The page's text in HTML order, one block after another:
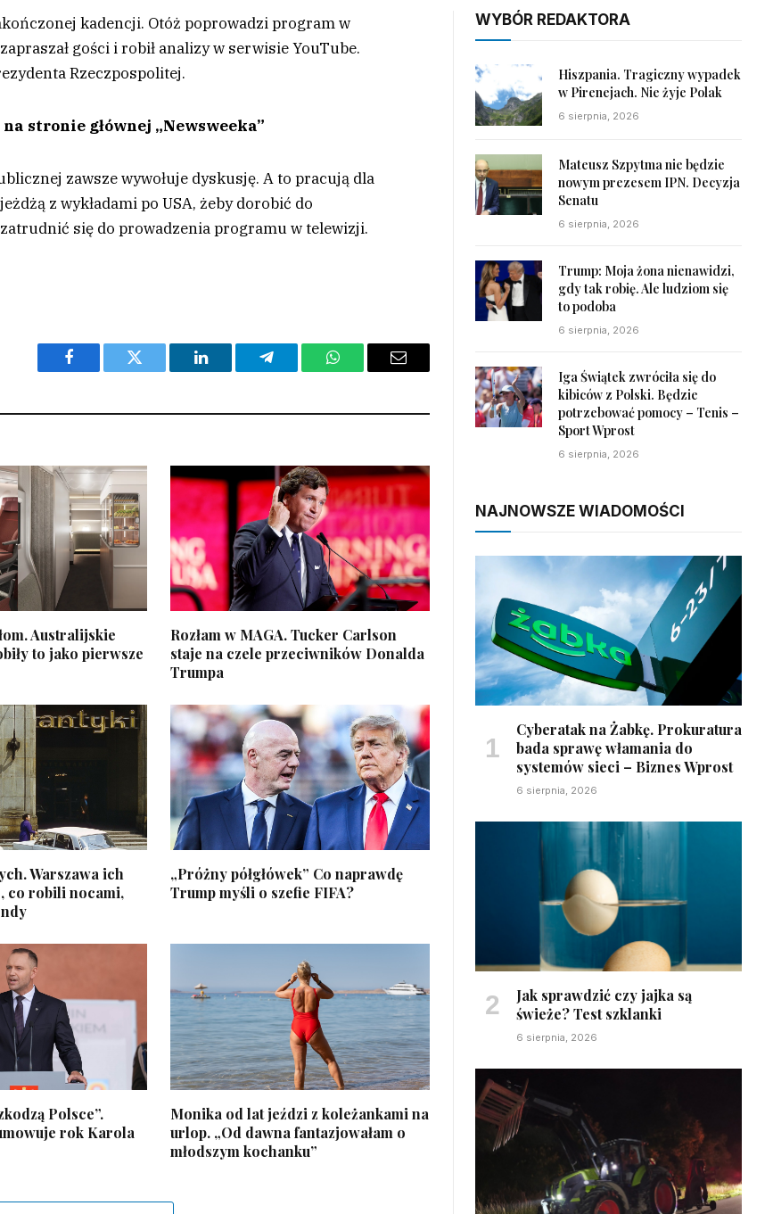
kadencji. Otóż poprowadzi program w
gości i robił analizy w serwisie YouTube.
Rzeczpospolitej.
stronie głównej „Newsweeka”
zawsze wywołuje dyskusję. A to pracują dla
z wykładami po USA, żeby dorobić do
się do prowadzenia programu w telewizji.
Facebook Twitter LinkedIn Telegram WhatsAppEmail
Australijskie
to jako pierwsze
Rozłam w MAGA. Tucker Carlson
staje na czele przeciwników Donalda
Trumpa
Warszawa ich
co robili nocami,
„Próżny półgłówek” Co naprawdę
Trump myśli o szefie FIFA?
Polsce”.
rok Karola
Monika od lat jeździ z koleżankami na
urlop. „Od dawna fantazjowałam o
młodszym kochanku”
WYBÓR REDAKTORA
Hiszpania. Tragiczny wypadek
w Pirenejach. Nie żyje Polak
6 sierpnia, 2026
Mateusz Szpytma nie będzie
nowym prezesem IPN. Decyzja
Senatu
6 sierpnia, 2026
Trump: Moja żona nienawidzi,
gdy tak robię. Ale ludziom się
to podoba
6 sierpnia, 2026
Iga Świątek zwróciła się do
kibiców z Polski. Będzie
potrzebować pomocy – Tenis –
Sport Wprost
6 sierpnia, 2026
NAJNOWSZE WIADOMOŚCI
Cyberatak na Żabkę. Prokuratura
bada sprawę włamania do
systemów sieci – Biznes Wprost
6 sierpnia, 2026
Jak sprawdzić czy jajka są
świeże? Test szklanki
6 sierpnia, 2026